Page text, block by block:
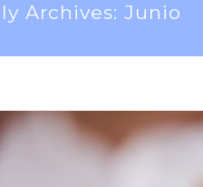
Archives: Junio